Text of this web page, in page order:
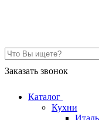
Заказать звонок
Каталог
Кухни